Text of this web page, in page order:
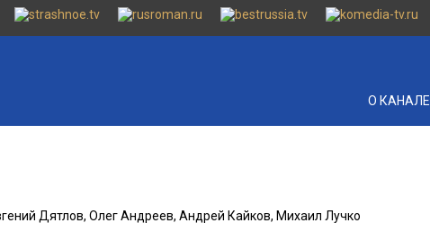
О КАНАЛЕ
Дятлов, Олег Андреев, Андрей Кайков, Михаил Лучко